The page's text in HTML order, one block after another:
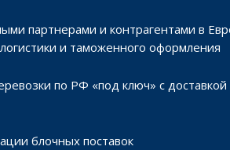
партнерами и контрагентами в
и таможенного оформления
по РФ «под ключ» с
блочных поставок